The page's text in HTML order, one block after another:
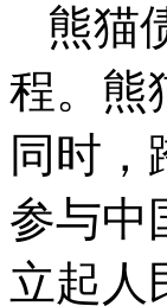
熊猫
程。熊
同时，
参与中
立起人